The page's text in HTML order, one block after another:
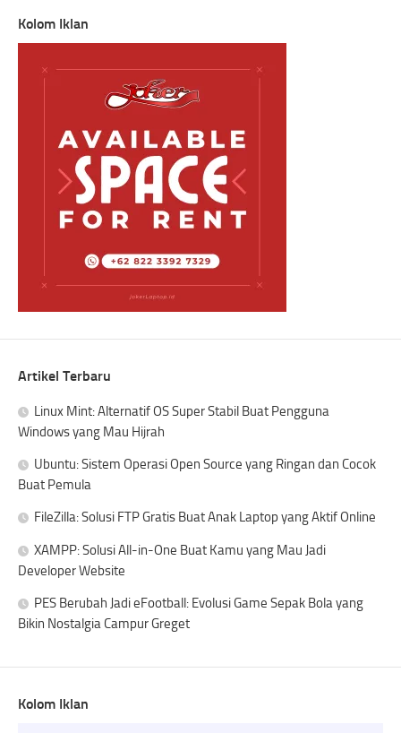
Kolom Iklan
Artikel Terbaru
Linux Mint: Alternatif OS Super Stabil Buat Pengguna
Windows yang Mau Hijrah
Ubuntu: Sistem Operasi Open Source yang Ringan dan Cocok
Buat Pemula
FileZilla: Solusi FTP Gratis Buat Anak Laptop yang Aktif Online
XAMPP: Solusi All-in-One Buat Kamu yang Mau Jadi
Developer Website
PES Berubah Jadi eFootball: Evolusi Game Sepak Bola yang
Bikin Nostalgia Campur Greget
Kolom Iklan